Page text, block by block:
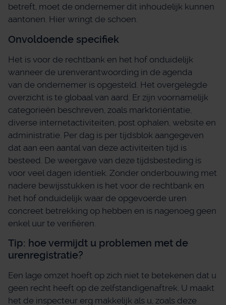
betreft, moet de ondernemer dit inhoudelijk kunnen
aantonen. Hier wringt de schoen.
Onvoldoende specifiek
Het is voor de rechtbank en het hof onduidelijk
wanneer de urenverantwoording in de agenda
van de ondernemer is opgesteld. Het overgelegde
overzicht is te globaal van aard. Er zijn voornamelijk
categorieën beschreven, zoals marktoriëntatie,
diverse internetactiviteiten, post ophalen, website en
administratie. Per dag is per tijdsblok aangegeven
dat aan een aantal van deze activiteiten tijd is
besteed. De weergave van deze tijdsbesteding is
voor veel dagen identiek. Zonder onderbouwing met
nadere bewijsstukken is het voor de rechtbank en
het hof onduidelijk waar de opgevoerde uren
concreet betrekking op hebben en is nagenoeg geen
enkel uur te verifiëren.
Tip: hoe vermijdt u problemen met de
urenregistratie?
Een lage omzet hoeft op zich niet te betekenen dat u
geen recht heeft op de zelfstandigenaftrek. U maakt
het de inspecteur erg makkelijk als u, zoals deze